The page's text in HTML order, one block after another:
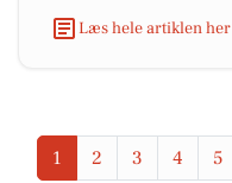
Læs hele artiklen her
1 2 3 4 5